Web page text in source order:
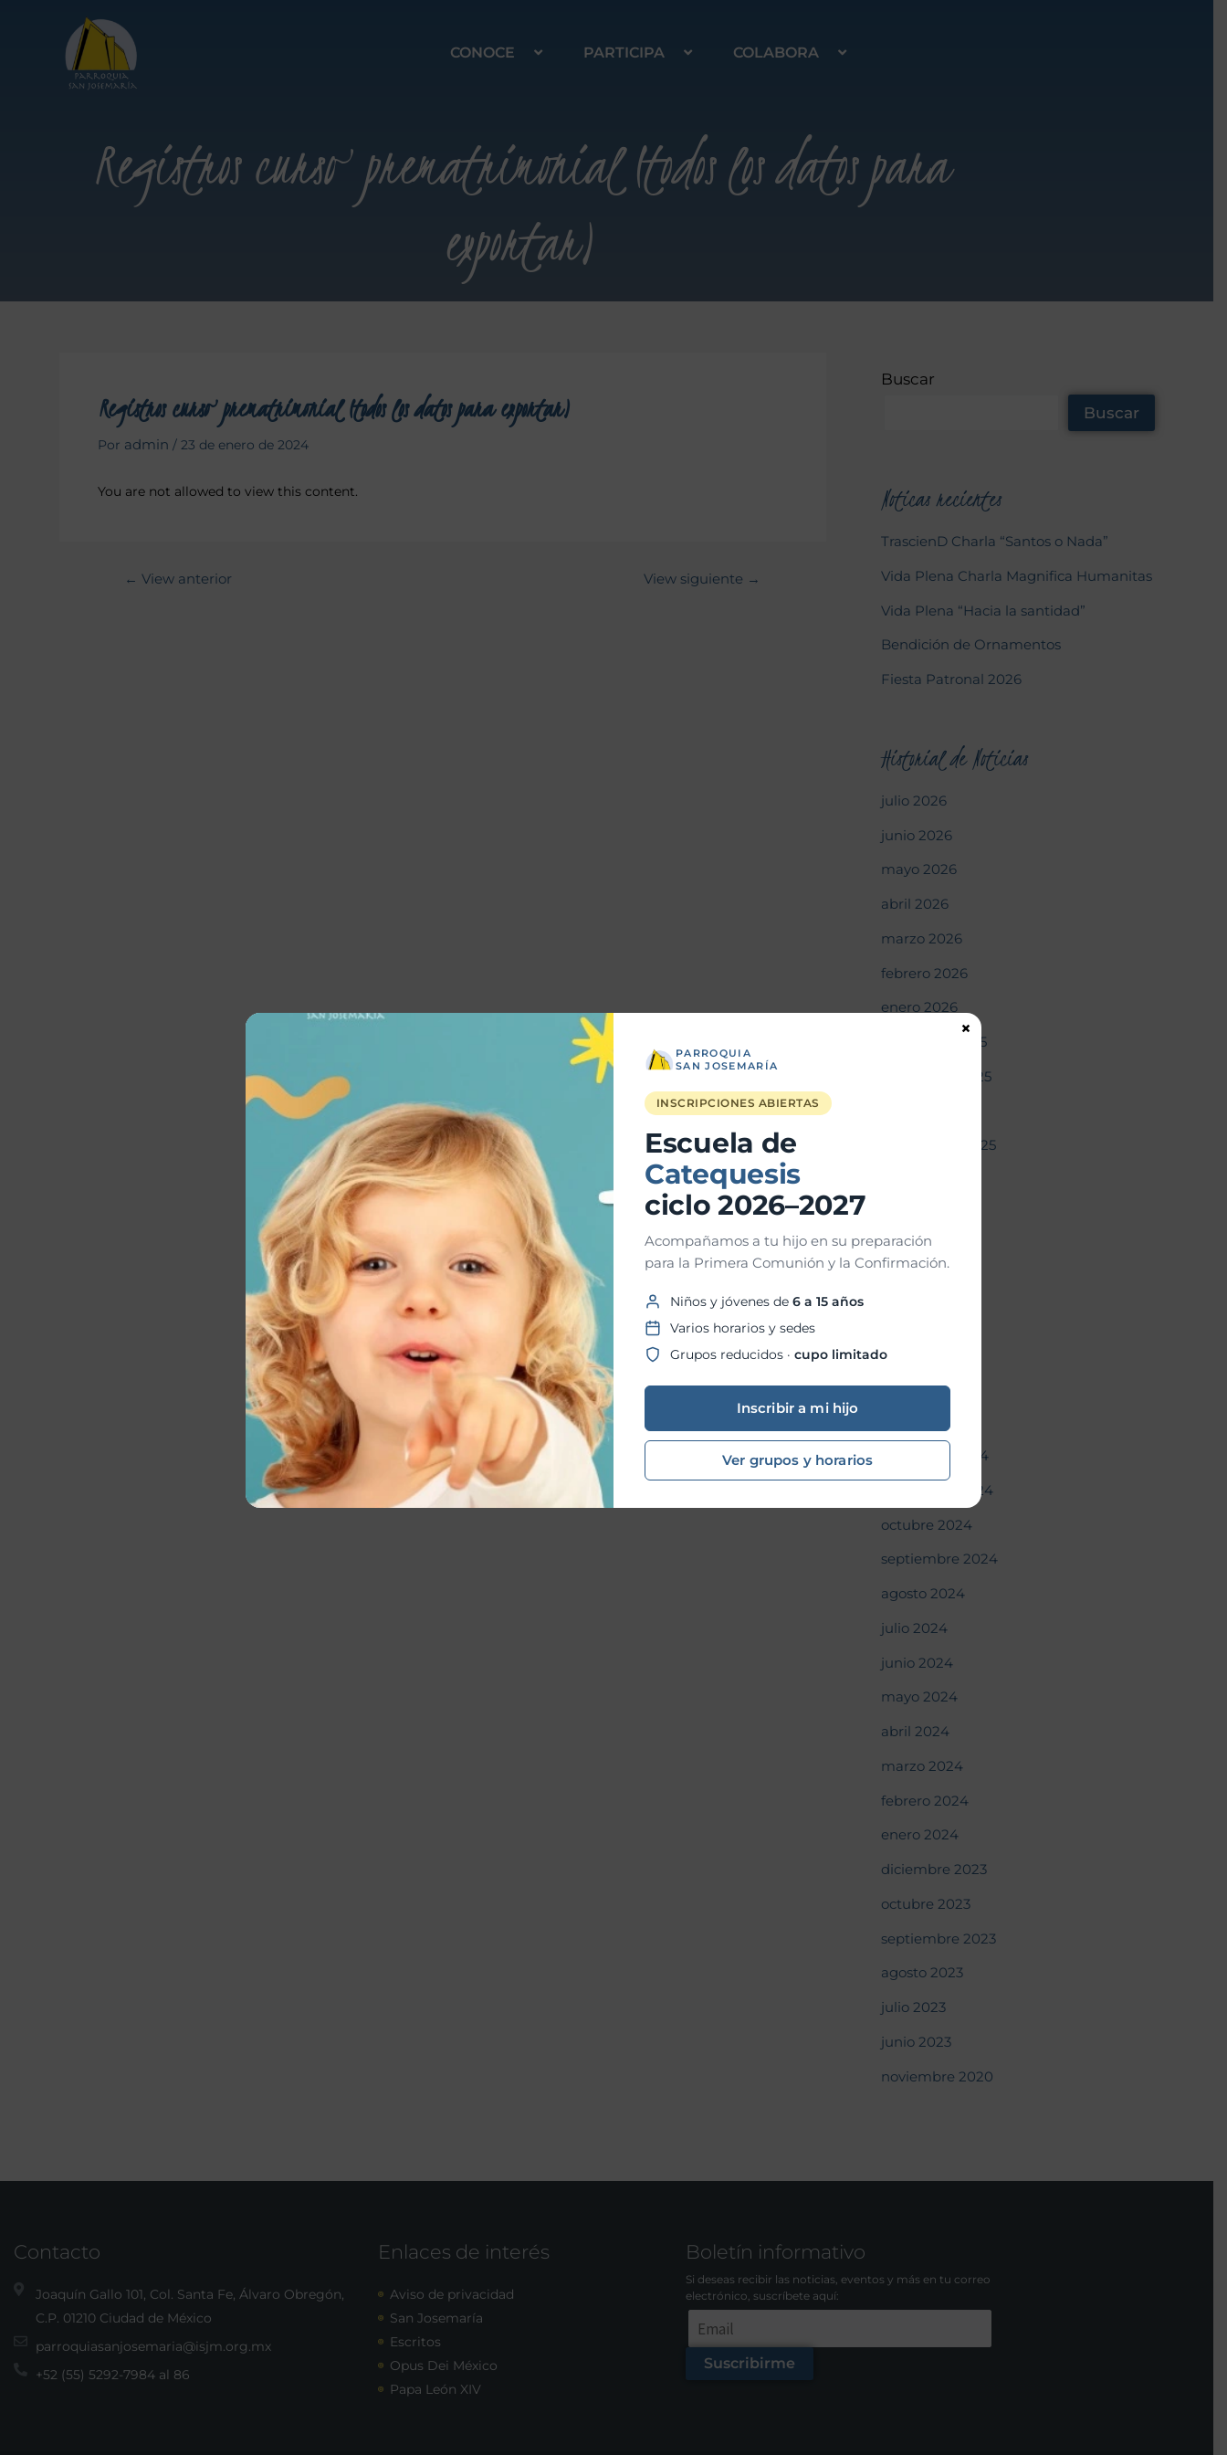
CONOCE PARTICIPA COLABORA
Registros curso prematrimonial (todos los datos para
exportar)
Registros curso prematrimonial (todos los datos para exportar)
Por admin / 23 de enero de 2024
You are not allowed to view this content.
← View anterior View siguiente →
Buscar
Buscar
Noticas recientes
TrascienD Charla “Santos o Nada”
Vida Plena Charla Magnifica Humanitas
Vida Plena “Hacia la santidad”
Bendición de Ornamentos
Fiesta Patronal 2026
Historial de Noticias
julio 2026
junio 2026
mayo 2026
abril 2026
marzo 2026
febrero 2026
enero 2026
diciembre 2025
noviembre 2025
septiembre 2025
junio 2025
marzo 2025
febrero 2025
diciembre 2024
noviembre 2024
octubre 2024
septiembre 2024
agosto 2024
julio 2024
junio 2024
mayo 2024
abril 2024
marzo 2024
febrero 2024
enero 2024
diciembre 2023
octubre 2023
septiembre 2023
agosto 2023
julio 2023
junio 2023
noviembre 2020
Contacto
Joaquín Gallo 101, Col. Santa Fe, Álvaro Obregón,
C.P. 01210 Ciudad de México
parroquiasanjosemaria@isjm.org.mx
+52 (55) 5292-7984 al 86
Enlaces de interés
Aviso de privacidad
San Josemaría
Escritos
Opus Dei México
Papa León XIV
Boletín informativo
Si deseas recibir las noticias, eventos y más en tu correo
electrónico, suscríbete aquí:
Suscribirme
PARROQUIA
SAN JOSEMARÍA
INSCRIPCIONES ABIERTAS
Escuela de
Catequesis
ciclo 2026–2027
Acompañamos a tu hijo en su preparación
para la Primera Comunión y la Confirmación.
Niños y jóvenes de 6 a 15 años
Varios horarios y sedes
Grupos reducidos · cupo limitado
Inscribir a mi hijo
Ver grupos y horarios
×